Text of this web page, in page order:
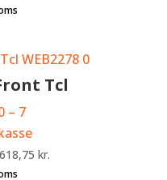
Tcl
– 7
618,75 kr.